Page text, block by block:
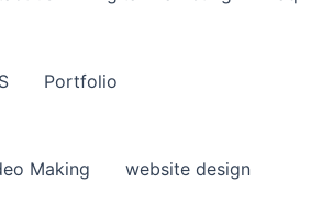
Portfolio
Making website design